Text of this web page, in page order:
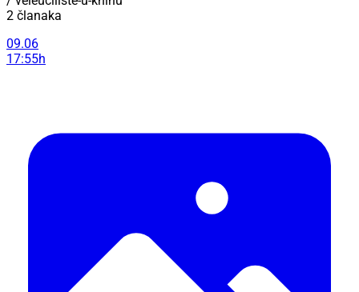
2 članaka
09.06
17:55h